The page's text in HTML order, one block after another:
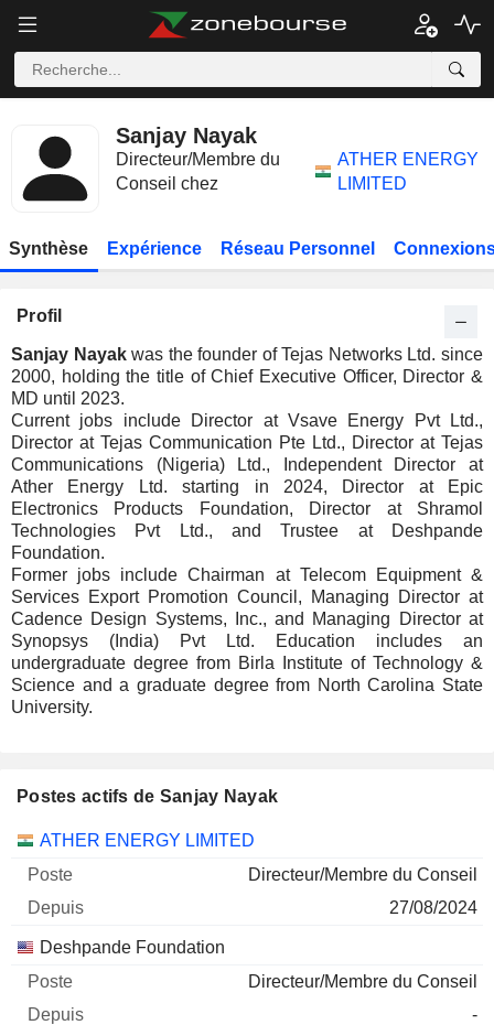
Sanjay Nayak
Directeur/Membre du
Conseil chez
ATHER ENERGY
LIMITED
Synthèse Expérience Réseau Personnel
Profil
Sanjay Nayakwas the founder of Tejas Networks Ltd. since
2000, holding the title of Chief Executive Officer, Director &
MD until 2023.
Current jobs include Director at Vsave Energy Pvt Ltd.,
Director at Tejas Communication Pte Ltd., Director at Tejas
Communications (Nigeria) Ltd., Independent Director at
Ather Energy Ltd. starting in 2024, Director at Epic
Electronics Products Foundation, Director at Shramol
Technologies Pvt Ltd., and Trustee at Deshpande
Foundation.
Former jobs include Chairman at Telecom Equipment &
Services Export Promotion Council, Managing Director at
Cadence Design Systems, Inc., and Managing Director at
Synopsys (India) Pvt Ltd. Education includes an
undergraduate degree from Birla Institute of Technology &
Science and a graduate degree from North Carolina State
University.
Postes actifs de Sanjay Nayak
Sociétés Poste Début
ATHER ENERGY LIMITED
Directeur/Membre du Conseil
27/08/2024
Deshpande Foundation
Directeur/Membre du Conseil
-